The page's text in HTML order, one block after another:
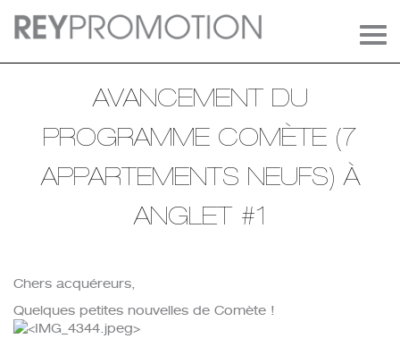
AVANCEMENT DU
PROGRAMME COMÈTE (7
APPARTEMENTS NEUFS) À
ANGLET #1
Chers acquéreurs,
Quelques petites nouvelles de Comète !